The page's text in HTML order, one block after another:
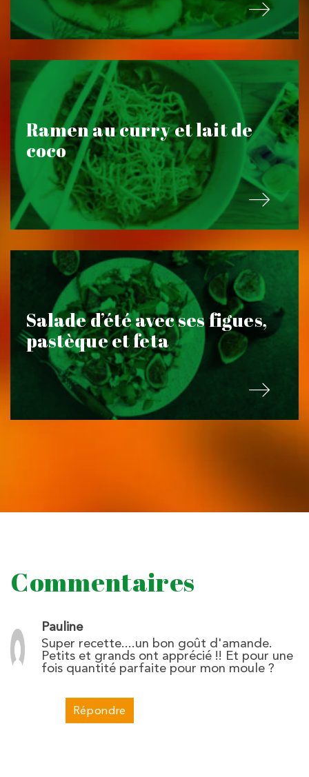
Ramen au curry et lait de
coco
Salade d’été avec ses figues,
pastèque et feta
Commentaires
Pauline
Super recette....un bon goût d'amande.
Petits et grands ont apprécié !! Et pour une
fois quantité parfaite pour mon moule ?
Répondre